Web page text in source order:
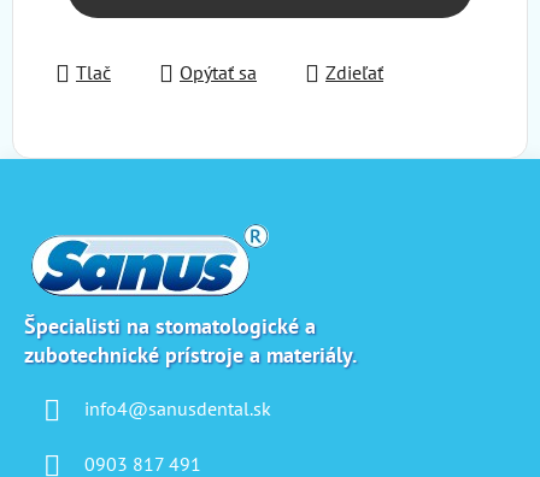
Tlač Opýtať sa Zdieľať
Špecialisti na stomatologické a
zubotechnické prístroje a materiály.
info4@sanusdental.sk
0903 817 491